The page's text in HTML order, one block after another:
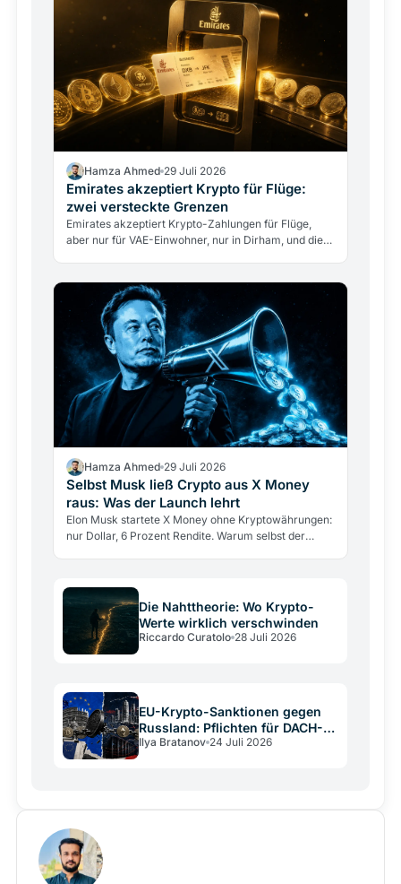
Hamza Ahmed 29 Juli 2026
Emirates akzeptiert Krypto für Flüge:
zwei versteckte Grenzen
Emirates akzeptiert Krypto-Zahlungen für Flüge,
aber nur für VAE-Einwohner, nur in Dirham, und die
Hamza Ahmed 29 Juli 2026
Selbst Musk ließ Crypto aus X Money
raus: Was der Launch lehrt
Elon Musk startete X Money ohne Kryptowährungen:
nur Dollar, 6 Prozent Rendite. Warum selbst der
Die Nahttheorie: Wo Krypto-
Werte wirklich verschwinden
Riccardo Curatolo 28 Juli 2026
EU-Krypto-Sanktionen gegen
Russland: Pflichten für DACH-
Betreiber
Ilya Bratanov 24 Juli 2026